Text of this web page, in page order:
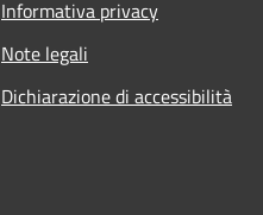
Informativa privacy
Note legali
Dichiarazione di accessibilità